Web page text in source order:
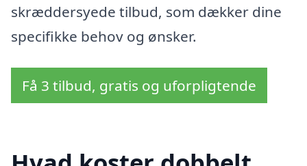
skræddersyede tilbud, som dækker dine
specifikke behov og ønsker.
Få 3 tilbud, gratis og uforpligtende